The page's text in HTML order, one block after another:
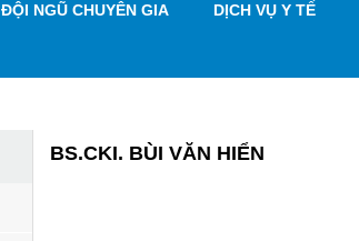
ĐỘI NGŨ CHUYÊN GIA DỊCH VỤ Y TẾ
BS.CKI. BÙI VĂN HIỂN